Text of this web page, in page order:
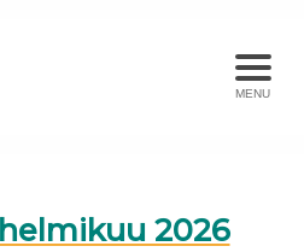
MENU
helmikuu 2026